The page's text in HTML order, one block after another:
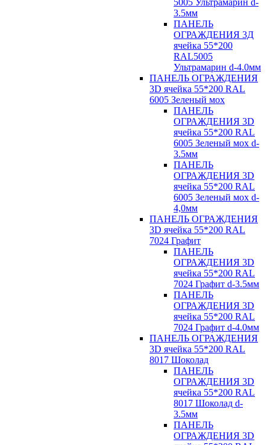
5005 Ультрамарин d-
3.5мм
ПАНЕЛЬ
ОГРАЖДЕНИЯ 3Д
ячейка 55*200
RAL5005
Ультрамарин d-4.0мм
ПАНЕЛЬ ОГРАЖДЕНИЯ
3D ячейка 55*200 RAL
6005 Зеленый мох
ПАНЕЛЬ
ОГРАЖДЕНИЯ 3D
ячейка 55*200 RAL
6005 Зеленый мох d-
3.5мм
ПАНЕЛЬ
ОГРАЖДЕНИЯ 3D
ячейка 55*200 RAL
6005 Зеленый мох d-
4,0мм
ПАНЕЛЬ ОГРАЖДЕНИЯ
3D ячейка 55*200 RAL
7024 Графит
ПАНЕЛЬ
ОГРАЖДЕНИЯ 3D
ячейка 55*200 RAL
7024 Графит d-3.5мм
ПАНЕЛЬ
ОГРАЖДЕНИЯ 3D
ячейка 55*200 RAL
7024 Графит d-4.0мм
ПАНЕЛЬ ОГРАЖДЕНИЯ
3D ячейка 55*200 RAL
8017 Шоколад
ПАНЕЛЬ
ОГРАЖДЕНИЯ 3D
ячейка 55*200 RAL
8017 Шоколад d-
3.5мм
ПАНЕЛЬ
ОГРАЖДЕНИЯ 3D